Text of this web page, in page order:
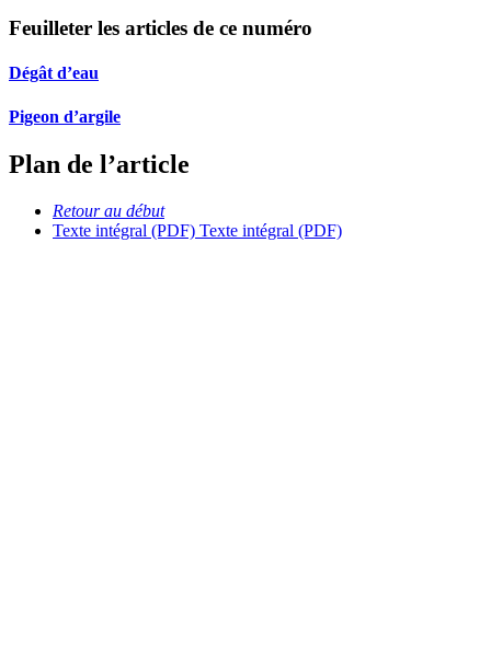
Feuilleter les articles de ce numéro
Dégât d’eau
Pigeon d’argile
Plan de l’article
Retour au début
Texte intégral (PDF) Texte intégral (PDF)